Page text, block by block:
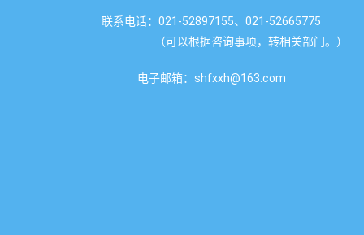
联系电话：021-52897155、021-52665775
（可以根据咨询事项，转相关部门。）
电子邮箱：shfxxh@163.com